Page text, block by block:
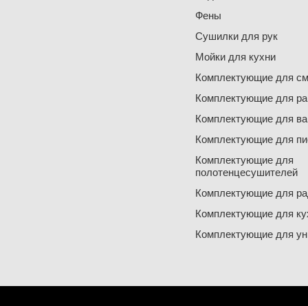
Фены
Сушилки для рук
Мойки для кухни
Комплектующие для
Комплектующие для
Комплектующие для
Комплектующие для
Комплектующие для
полотенцесушителей
Комплектующие для
Комплектующие для
Комплектующие для